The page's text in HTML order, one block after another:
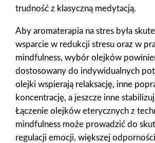
trudność z klasyczną medytacją.
Aby aromaterapia na stres była
wsparcie w redukcji stresu oraz w
mindfulness, wybór olejków
dostosowany do indywidualnych
olejki wspierają relaksację, inne
koncentrację, a jeszcze inne
Łączenie olejków eterycznych z
mindfulness może prowadzić do
regulacji emocji, większej